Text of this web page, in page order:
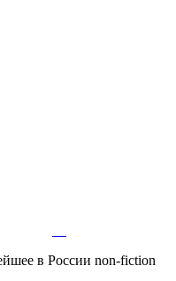
в России non-fiction